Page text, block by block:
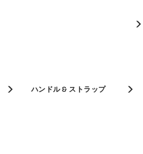
コインケース
ハンドル & ストラップ